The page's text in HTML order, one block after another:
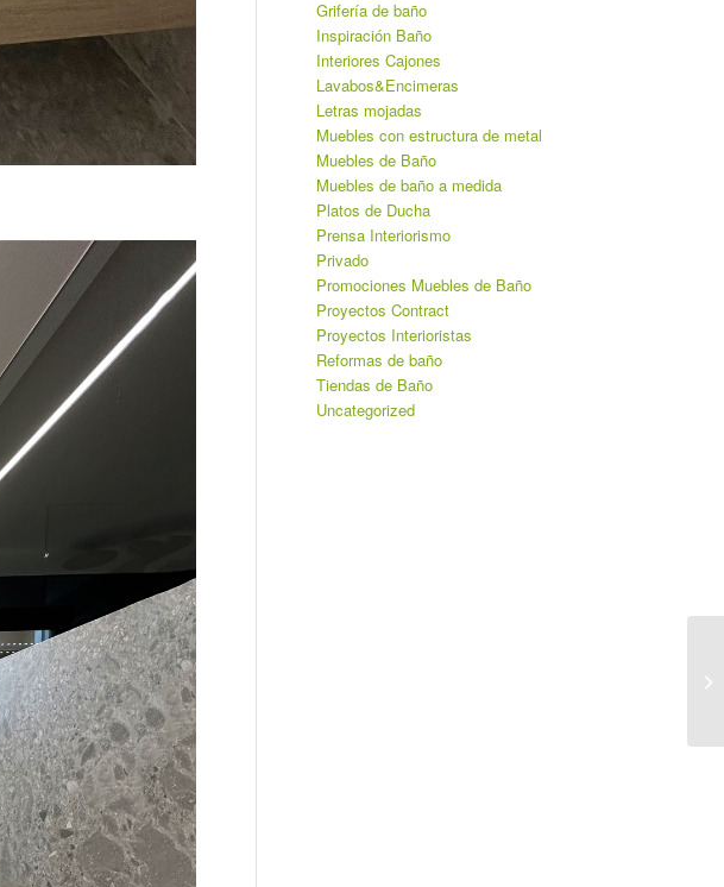
Grifería de baño
Inspiración Baño
Interiores Cajones
Lavabos&Encimeras
Letras mojadas
Muebles con estructura de metal
Muebles de Baño
Muebles de baño a medida
Platos de Ducha
Prensa Interiorismo
Privado
Promociones Muebles de Baño
Proyectos Contract
Proyectos Interioristas
Reformas de baño
Tiendas de Baño
Uncategorized